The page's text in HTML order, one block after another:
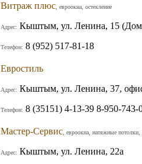
Витраж плюс , евроокна, остекление
Адрес: Кыштым, ул. Ленина, 15 (Дом
Телефон: 8 (952) 517-81-18
Евростиль
Адрес: Кыштым, ул. Ленина, 37,
Телефон: 8 (35151) 4-13-39 8-950-743-
Мастер-Сервис , евроокна, натяжные
Адрес: Кыштым, ул. Ленина, 22а